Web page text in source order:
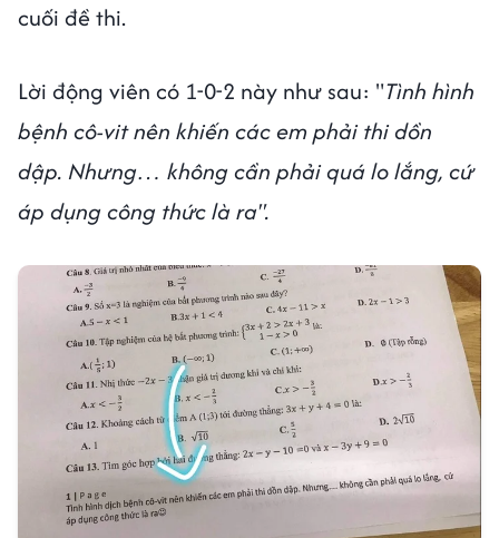
cuối đề thi.
Lời động viên có 1-0-2 này như sau: "Tình hình
bệnh cô-vit nên khiến các em phải thi dồn
dập. Nhưng… không cần phải quá lo lắng, cứ
áp dụng công thức là ra".